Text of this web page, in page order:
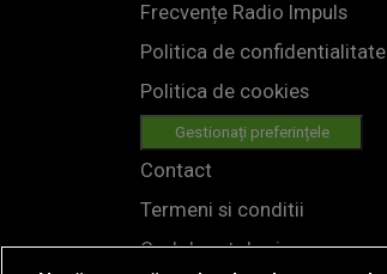
Frecvențe Radio Impuls
Politica de confidentialitate
Politica de cookies
Gestionați preferințele
Contact
Termeni si conditii
Cod deontologic